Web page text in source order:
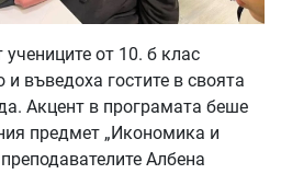
от 10. б клас
въведоха гостите в своята
Акцент в програмата беше
предмет „Икономика и
Албена